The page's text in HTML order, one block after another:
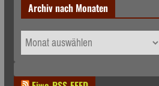
Archiv nach Monaten
Archiv
nach